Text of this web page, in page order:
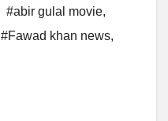
#abir gulal movie,
#Fawad khan news,